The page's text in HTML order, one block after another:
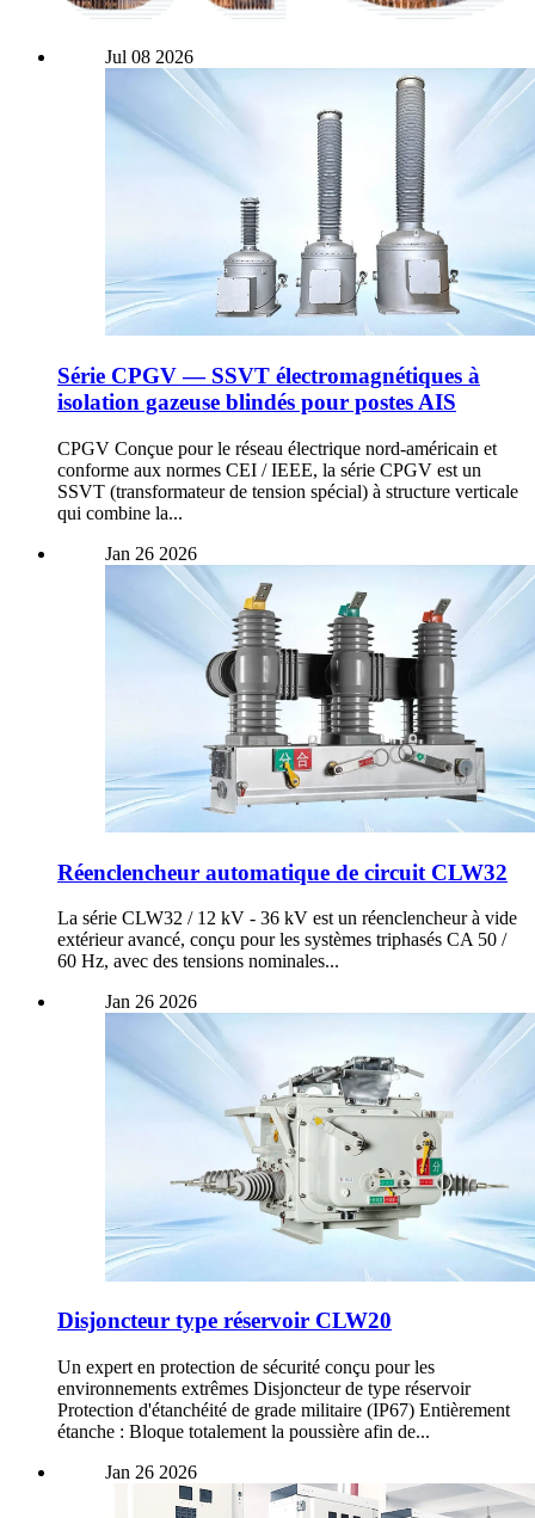
Jul 08 2026
Série CPGV — SSVT électromagnétiques à
isolation gazeuse blindés pour postes AIS
CPGV Conçue pour le réseau électrique nord-américain et
conforme aux normes CEI / IEEE, la série CPGV est un
SSVT (transformateur de tension spécial) à structure verticale
qui combine la...
Jan 26 2026
Réenclencheur automatique de circuit CLW32
La série CLW32 / 12 kV - 36 kV est un réenclencheur à vide
extérieur avancé, conçu pour les systèmes triphasés CA 50 /
60 Hz, avec des tensions nominales...
Jan 26 2026
Disjoncteur type réservoir CLW20
Un expert en protection de sécurité conçu pour les
environnements extrêmes Disjoncteur de type réservoir
Protection d'étanchéité de grade militaire (IP67) Entièrement
étanche : Bloque totalement la poussière afin de...
Jan 26 2026